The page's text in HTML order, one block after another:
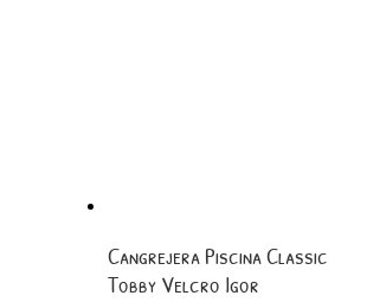
Cangrejera Piscina Classic
Tobby Velcro Igor